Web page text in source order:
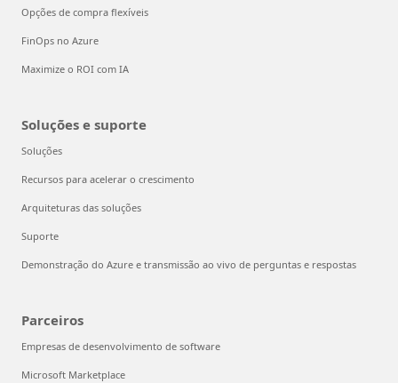
Opções de compra flexíveis
FinOps no Azure
Maximize o ROI com IA
Soluções e suporte
Soluções
Recursos para acelerar o crescimento
Arquiteturas das soluções
Suporte
Demonstração do Azure e transmissão ao vivo de perguntas e respostas
Parceiros
Empresas de desenvolvimento de software
Microsoft Marketplace